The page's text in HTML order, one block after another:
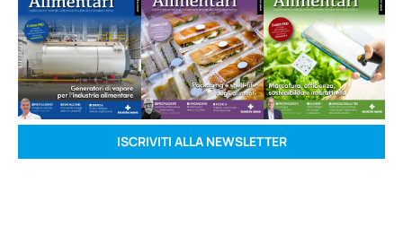
ISCRIVITI ALLA NEWSLETTER